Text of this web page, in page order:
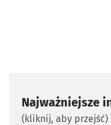
Najważniejsze
(kliknij, aby przejść)